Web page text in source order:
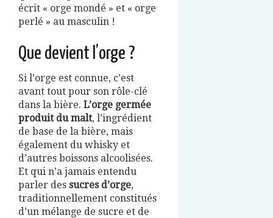
écrit « orge mondé » et « orge
perlé » au masculin !
Que devient l’orge ?
Si l’orge est connue, c’est
avant tout pour son rôle-clé
dans la bière. L’orge germée
produit du malt, l’ingrédient
de base de la bière, mais
également du whisky et
d’autres boissons alcoolisées.
Et qui n’a jamais entendu
parler des sucres d’orge,
traditionnellement constitués
d’un mélange de sucre et de